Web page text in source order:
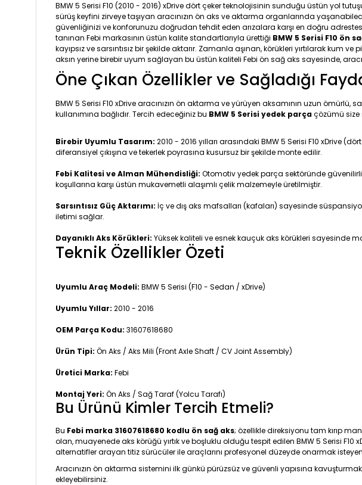
BMW 5 Serisi F10 (2010 - 2016) xDrive dört çeker teknolojisinin sunduğu üstün yol
sürüş keyfini zirveye taşıyan aracınızın ön aks ve aktarma organlarında
güvenliğinizi ve konforunuzu doğrudan tehdit eden arızalara karşı en doğru
tanınan Febi markasının üstün kalite standartlarıyla ürettiği BMW 5 Serisi F10 ön
kayıpsız ve sarsıntısız bir şekilde aktarır. Zamanla aşınan, körükleri yırtılarak
aksın yerine birebir uyum sağlayan bu üstün kaliteli Febi ön sağ aks sayesinde,
Öne Çıkan Özellikler ve Sağladığı
BMW 5 Serisi F10 xDrive aracınızın ön aktarma ve yürüyen aksamının uzun ömürlü,
kullanımına bağlıdır. Tercih edeceğiniz bu BMW 5 Serisi yedek parçaçözümü size
Birebir Uyumlu Tasarım: 2010 - 2016 yılları arasındaki BMW 5 Serisi F10 xDrive
diferansiyel çıkışına ve tekerlek poyrasına kusursuz bir şekilde monte edilir.
Febi Kalitesi ve Alman Mühendisliği: Otomotiv yedek parça sektöründe
koşullarına karşı üstün mukavemetli alaşımlı çelik malzemeyle üretilmiştir.
Sarsıntısız Güç Aktarımı: İç ve dış aks mafsalları (kafaları) sayesinde
iletimi sağlar.
Dayanıklı Aks Körükleri: Yüksek kaliteli ve esnek kauçuk aks körükleri sayesinde
Teknik Özellikler Özeti
Uyumlu Araç Modeli: BMW 5 Serisi (F10 - Sedan / xDrive)
Uyumlu Yıllar: 2010 - 2016
OEM Parça Kodu: 31607618680
Ürün Tipi: Ön Aks / Aks Mili (Front Axle Shaft / CV Joint Assembly)
Üretici Marka: Febi
Montaj Yeri: Ön Aks / Sağ Taraf (Yolcu Tarafı)
Bu Ürünü Kimler Tercih Etmeli?
Bu Febi marka 31607618680 kodlu ön sağ aks; özellikle direksiyonu tam kırıp
olan, muayenede aks körüğü yırtık ve boşluklu olduğu tespit edilen BMW 5 Serisi
alternatifler arayan titiz sürücüler ile araçlarını profesyonel düzeyde onarmak
Aracınızın ön aktarma sistemini ilk günkü pürüzsüz ve güvenli yapısına
ekleyebilirsiniz.